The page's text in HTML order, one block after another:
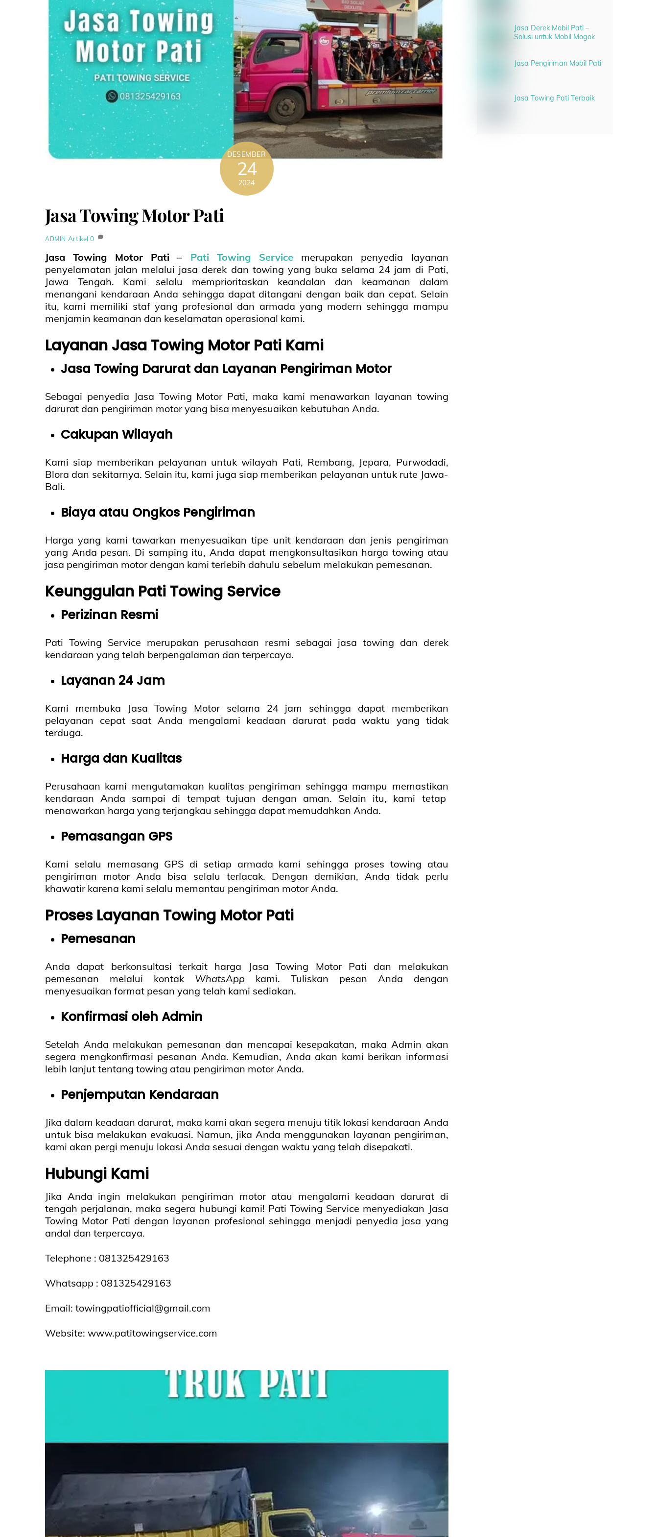
DESEMBER
24
2024
Jasa Towing Motor Pati
ADMIN Artikel 0
Jasa Towing Motor Pati – Pati Towing Servicemerupakan penyedia layanan
penyelamatan jalan melalui jasa derek dan towing yang buka selama 24 jam di Pati,
Jawa Tengah. Kami selalu memprioritaskan keandalan dan keamanan dalam
menangani kendaraan Anda sehingga dapat ditangani dengan baik dan cepat. Selain
itu, kami memiliki staf yang profesional dan armada yang modern sehingga mampu
menjamin keamanan dan keselamatan operasional kami.
Layanan Jasa Towing Motor Pati Kami
Jasa Towing Darurat dan Layanan Pengiriman Motor
Sebagai penyedia Jasa Towing Motor Pati, maka kami menawarkan layanan towing
darurat dan pengiriman motor yang bisa menyesuaikan kebutuhan Anda.
Cakupan Wilayah
Kami siap memberikan pelayanan untuk wilayah Pati, Rembang, Jepara, Purwodadi,
Blora dan sekitarnya. Selain itu, kami juga siap memberikan pelayanan untuk rute Jawa-
Bali.
Biaya atau Ongkos Pengiriman
Harga yang kami tawarkan menyesuaikan tipe unit kendaraan dan jenis pengiriman
yang Anda pesan. Di samping itu, Anda dapat mengkonsultasikan harga towing atau
jasa pengiriman motor dengan kami terlebih dahulu sebelum melakukan pemesanan.
Keunggulan Pati Towing Service
Perizinan Resmi
Pati Towing Service merupakan perusahaan resmi sebagai jasa towing dan derek
kendaraan yang telah berpengalaman dan terpercaya.
Layanan 24 Jam
Kami membuka Jasa Towing Motor selama 24 jam sehingga dapat memberikan
pelayanan cepat saat Anda mengalami keadaan darurat pada waktu yang tidak
terduga.
Harga dan Kualitas
Perusahaan kami mengutamakan kualitas pengiriman sehingga mampu memastikan
kendaraan Anda sampai di tempat tujuan dengan aman. Selain itu, kami tetap
menawarkan harga yang terjangkau sehingga dapat memudahkan Anda.
Pemasangan GPS
Kami selalu memasang GPS di setiap armada kami sehingga proses towing atau
pengiriman motor Anda bisa selalu terlacak. Dengan demikian, Anda tidak perlu
khawatir karena kami selalu memantau pengiriman motor Anda.
Proses Layanan Towing Motor Pati
Pemesanan
Anda dapat berkonsultasi terkait harga Jasa Towing Motor Pati dan melakukan
pemesanan melalui kontak WhatsApp kami. Tuliskan pesan Anda dengan
menyesuaikan format pesan yang telah kami sediakan.
Konfirmasi oleh Admin
Setelah Anda melakukan pemesanan dan mencapai kesepakatan, maka Admin akan
segera mengkonfirmasi pesanan Anda. Kemudian, Anda akan kami berikan informasi
lebih lanjut tentang towing atau pengiriman motor Anda.
Penjemputan Kendaraan
Jika dalam keadaan darurat, maka kami akan segera menuju titik lokasi kendaraan Anda
untuk bisa melakukan evakuasi. Namun, jika Anda menggunakan layanan pengiriman,
kami akan pergi menuju lokasi Anda sesuai dengan waktu yang telah disepakati.
Hubungi Kami
Jika Anda ingin melakukan pengiriman motor atau mengalami keadaan darurat di
tengah perjalanan, maka segera hubungi kami! Pati Towing Service menyediakan Jasa
Towing Motor Pati dengan layanan profesional sehingga menjadi penyedia jasa yang
andal dan terpercaya.
Telephone : 081325429163
Whatsapp : 081325429163
Email: towingpatiofficial@gmail.com
Website: www.patitowingservice.com
Jasa Derek Mobil Pati –
Solusi untuk Mobil Mogok
Jasa Pengiriman Mobil Pati
Jasa Towing Pati Terbaik